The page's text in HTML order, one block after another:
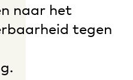
naar het
tegen